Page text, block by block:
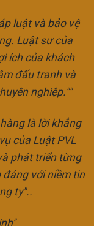
luật và bảo vệ
Luật sư của
ích của khách
đấu tranh và
nghiệp.""
là lời khẳng
của Luật PVL
phát triển từng
đáng với niềm tin
ty"..